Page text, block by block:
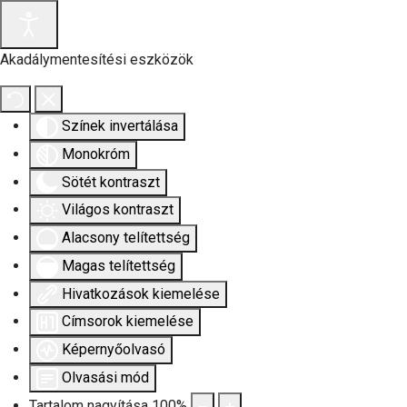
Akadálymentesítési eszközök
Színek invertálása
Monokróm
Sötét kontraszt
Világos kontraszt
Alacsony telítettség
Magas telítettség
Hivatkozások kiemelése
Címsorok kiemelése
Képernyőolvasó
Olvasási mód